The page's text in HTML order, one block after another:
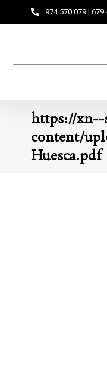
974 570 079 | 679
https://xn--
content/
Huesca.pdf